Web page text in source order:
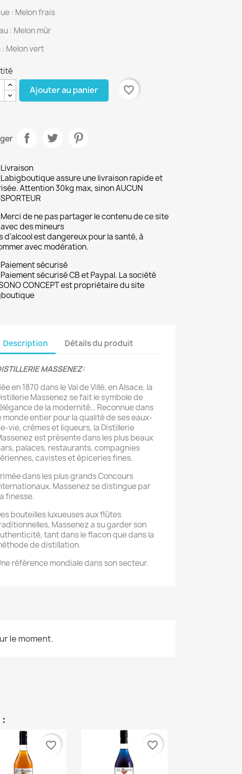
: Melon frais
: Melon mûr
Melon vert
Ajouter au panier favorite_border
Livraison
Labigboutique assure une livraison rapide et
Attention 30kg max, sinon AUCUN
Merci de ne pas partager le contenu de ce site
avec des mineurs
d’alcool est dangereux pour la santé, à
avec modération.
Paiement sécurisé
Paiement sécurisé CB et Paypal. La société
CONCEPT est propriétaire du site
Description Détails du produit
MASSENEZ:
en 1870 dans le Val de Villé, en Alsace, la
Massenez se fait le symbole de
de la modernité… Reconnue dans
monde entier pour la qualité de ses eaux-
vie, crèmes et liqueurs, la Distillerie
est présente dans les plus beaux
palaces, restaurants, compagnies
cavistes et épiceries fines.
dans les plus grands Concours
Massenez se distingue par
finesse.
bouteilles luxueuses aux flûtes
Massenez a su garder son
tant dans le flacon que dans la
de distillation.
référence mondiale dans son secteur.
le moment.
favorite_border favorite_border